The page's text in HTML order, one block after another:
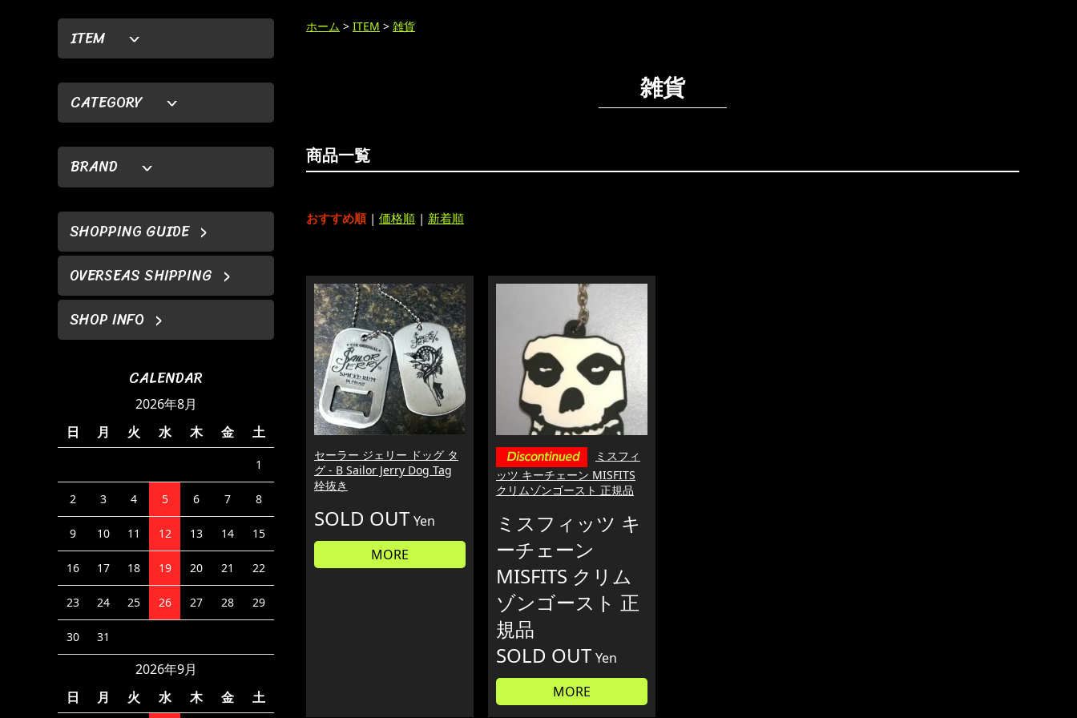
ITEM
CATEGORY
BRAND
SHOPPING GUIDE
OVERSEAS SHIPPING
SHOP INFO
CALENDAR
2026年8月
日
月 火 水 木 金 土
1
2 3 4 5 6 7 8
9 10 11 12 13 14 15
16 17 18 19 20 21 22
23 24 25 26 27 28 29
30 31
2026年9月
日
月 火 水 木 金 土
ホーム > ITEM > 雑貨
雑貨
商品一覧
おすすめ順| 価格順 | 新着順
セーラー ジェリー ドッグ タ
グ - B Sailor Jerry Dog Tag
栓抜き
SOLD OUT Yen
MORE
ミスフィ
ッツ キーチェーン MISFITS
クリムゾンゴースト 正規品
ミスフィッツ キ
ーチェーン
MISFITS クリム
ゾンゴースト 正
規品
SOLD OUT Yen
MORE